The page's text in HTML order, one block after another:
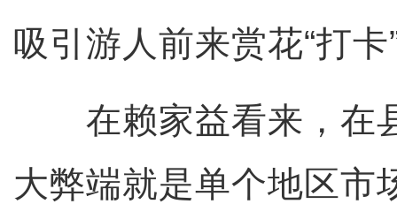
吸引游人前来赏花“打
在赖家益看来，在
大弊端就是单个地区市